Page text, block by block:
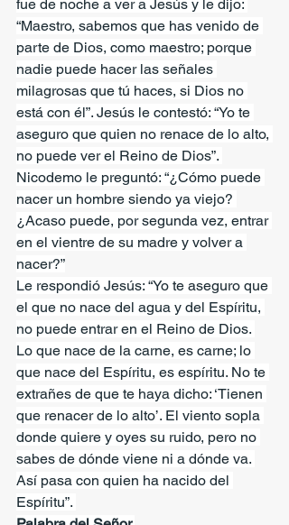
fue de noche a ver a Jesús y le dijo:
“Maestro, sabemos que has venido de
parte de Dios, como maestro; porque
nadie puede hacer las señales
milagrosas que tú haces, si Dios no
está con él”. Jesús le contestó: “Yo te
aseguro que quien no renace de lo alto,
no puede ver el Reino de Dios”.
Nicodemo le preguntó: “¿Cómo puede
nacer un hombre siendo ya viejo?
¿Acaso puede, por segunda vez, entrar
en el vientre de su madre y volver a
nacer?”
Le respondió Jesús: “Yo te aseguro que
el que no nace del agua y del Espíritu,
no puede entrar en el Reino de Dios.
Lo que nace de la carne, es carne; lo
que nace del Espíritu, es espíritu. No te
extrañes de que te haya dicho: ‘Tienen
que renacer de lo alto’. El viento sopla
donde quiere y oyes su ruido, pero no
sabes de dónde viene ni a dónde va.
Así pasa con quien ha nacido del
Espíritu”.